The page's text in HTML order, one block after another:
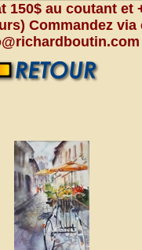
150$ au coutant
Commandez